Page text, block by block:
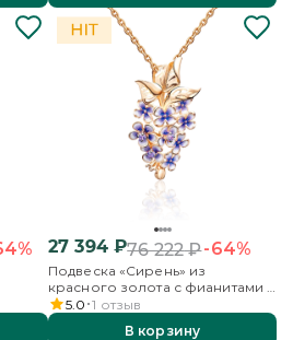
с
27 394₽76 222₽-64%
Подвеска «Сирень» из
красного золота с фианитами и
эмалью
5.0 1 отзыв
В корзину